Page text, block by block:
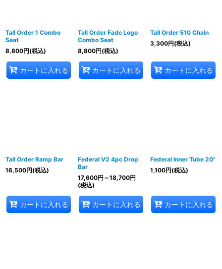
Tall Order 1 Combo
Seat
8,800円(税込)
カートに入れる
Tall Order Fade Logo
Combo Seat
8,800円(税込)
カートに入れる
Tall Order 510 Chain
3,300円(税込)
カートに入れる
Tall Order Ramp Bar
16,500円(税込)
カートに入れる
Federal V2 4pc Drop
Bar
17,600円 ～18,700円
(税込)
カートに入れる
Federal Inner Tube 20"
1,100円(税込)
カートに入れる